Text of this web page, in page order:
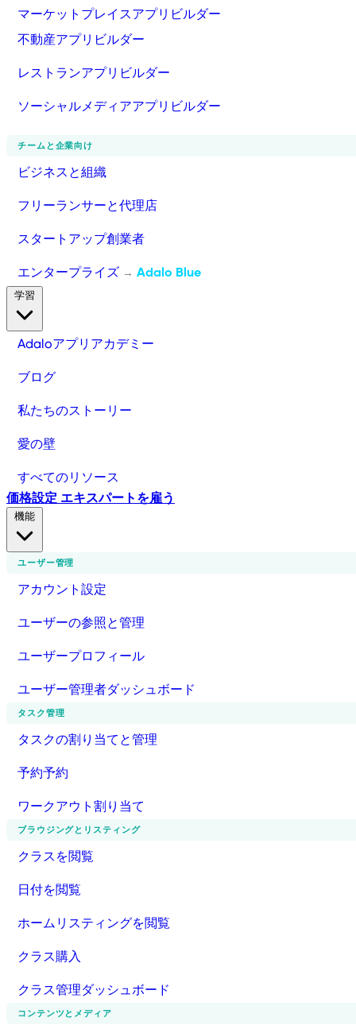
マーケットプレイスアプリビルダー
不動産アプリビルダー
レストランアプリビルダー
ソーシャルメディアアプリビルダー
チームと企業向け
ビジネスと組織
フリーランサーと代理店
スタートアップ創業者
エンタープライズ → Adalo Blue
Adaloアプリアカデミー
ブログ
私たちのストーリー
愛の壁
すべてのリソース
価格設定 エキスパートを雇う
ユーザー管理
アカウント設定
ユーザーの参照と管理
ユーザープロフィール
ユーザー管理者ダッシュボード
タスク管理
タスクの割り当てと管理
予約予約
ワークアウト割り当て
ブラウジングとリスティング
クラスを閲覧
日付を閲覧
ホームリスティングを閲覧
クラス購入
クラス管理ダッシュボード
コンテンツとメディア